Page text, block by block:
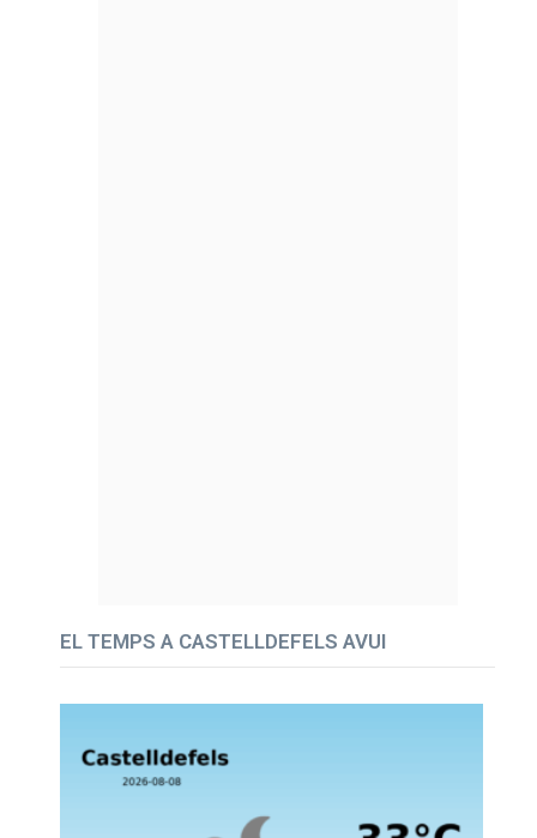
EL TEMPS A CASTELLDEFELS AVUI